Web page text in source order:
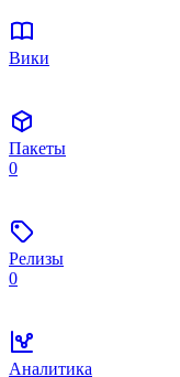
Вики
Пакеты
0
Релизы
0
Аналитика